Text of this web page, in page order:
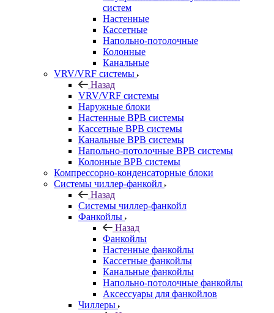
систем
Настенные
Кассетные
Напольно-потолочные
Колонные
Канальные
VRV/VRF системы
Назад
VRV/VRF системы
Наружные блоки
Настенные ВРВ системы
Кассетные ВРВ системы
Канальные ВРВ системы
Напольно-потолочные ВРВ системы
Колонные ВРВ системы
Компрессорно-конденсаторные блоки
Системы чиллер-фанкойл
Назад
Системы чиллер-фанкойл
Фанкойлы
Назад
Фанкойлы
Настенные фанкойлы
Кассетные фанкойлы
Канальные фанкойлы
Напольно-потолочные фанкойлы
Аксессуары для фанкойлов
Чиллеры